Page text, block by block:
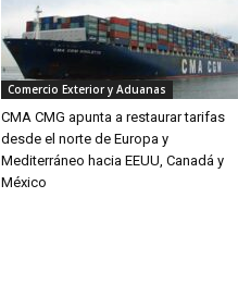
Comercio Exterior y Aduanas
CMA CMG apunta a restaurar tarifas
desde el norte de Europa y
Mediterráneo hacia EEUU, Canadá y
México